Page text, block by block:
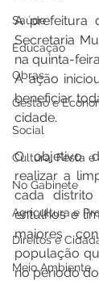
Saúde
Educação
Obras
Gestão e
Social
Cultura, Festa e
No Gabinete
Agricultura e
Direitos e
Meio Ambiente
A prefeitura
Secretaria
na quinta-
A ação
beneficiar
cidade.
O objetivo
realizar a
cada distrito
entulhos e
maiores
população
no período